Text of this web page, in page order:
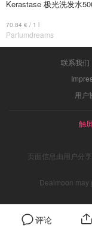
Kerastase 极光洗发水
70.84 € / 1 l
Parfumdreams
评论
联系我们
用户
触
页面信息由用户分
Dealmoon may